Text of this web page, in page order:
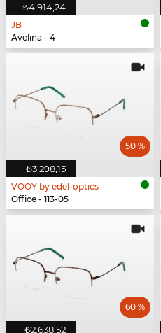
₺4.914,24
JB
Avelina - 4
₺3.298,15
50 %
VOOY by edel-optics
Office - 113-05
₺2.638,52
60 %